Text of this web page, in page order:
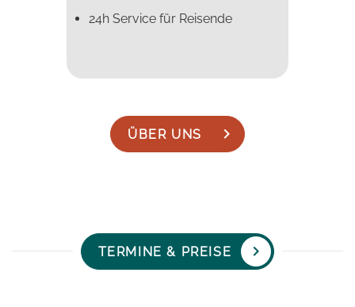
24h Service für Reisende
ÜBER UNS
TERMINE & PREISE